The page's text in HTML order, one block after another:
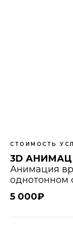
СТОИМОСТЬ
3D
Анимация
однотонном
5 000₽